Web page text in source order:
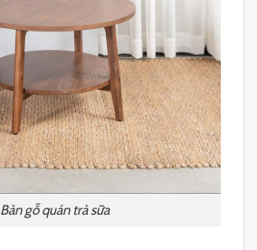
Bàn gỗ quán trà sữa